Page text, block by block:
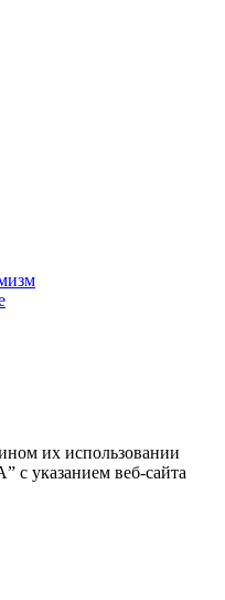
их использовании
с указанием веб-сайта